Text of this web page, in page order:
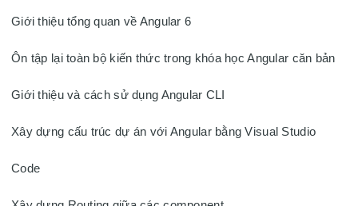
Giới thiệu tổng quan về Angular 6
Ôn tập lại toàn bộ kiến thức trong khóa học Angular căn bản
Giới thiệu và cách sử dụng Angular CLI
Xây dựng cấu trúc dự án với Angular bằng Visual Studio
Code